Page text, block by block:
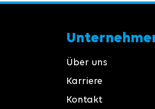
Über uns
Karriere
Kontakt